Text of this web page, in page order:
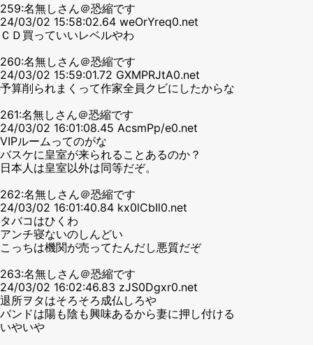
259:名無しさん＠恐縮です
24/03/02 15:58:02.64 weOrYreq0.net
ＣＤ買っていいレベルやわ
260:名無しさん＠恐縮です
24/03/02 15:59:01.72 GXMPRJtA0.net
予算削られまくって作家全員クビにしたからな
261:名無しさん＠恐縮です
24/03/02 16:01:08.45 AcsmPp/e0.net
VIPルームってのがな
バスケに皇室が来られることあるのか？
日本人は皇室以外は同等だぞ。
262:名無しさん＠恐縮です
24/03/02 16:01:40.84 kx0lCbIl0.net
タバコはひくわ
アンチ寝ないのしんどい
こっちは機関が売ってたんだし悪質だぞ
263:名無しさん＠恐縮です
24/03/02 16:02:46.83 zJS0Dgxr0.net
退所ヲタはそろそろ成仏しろや
バンドは陽も陰も興味あるから妻に押し付ける
いやいや